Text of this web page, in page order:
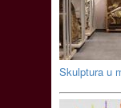
Skulptura u